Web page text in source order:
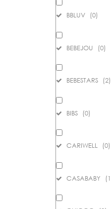
BBLUV (0)
BEBEJOU (0)
BEBESTARS (2)
BIBS (0)
CARIWELL (0)
CASABABY (1